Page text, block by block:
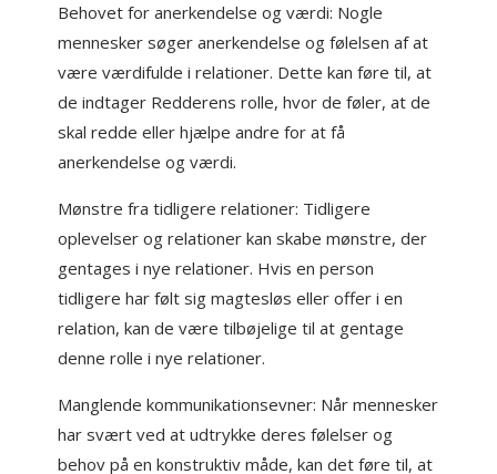
Behovet for anerkendelse og værdi: Nogle
mennesker søger anerkendelse og følelsen af at
være værdifulde i relationer. Dette kan føre til, at
de indtager Redderens rolle, hvor de føler, at de
skal redde eller hjælpe andre for at få
anerkendelse og værdi.
Mønstre fra tidligere relationer: Tidligere
oplevelser og relationer kan skabe mønstre, der
gentages i nye relationer. Hvis en person
tidligere har følt sig magtesløs eller offer i en
relation, kan de være tilbøjelige til at gentage
denne rolle i nye relationer.
Manglende kommunikationsevner: Når mennesker
har svært ved at udtrykke deres følelser og
behov på en konstruktiv måde, kan det føre til, at